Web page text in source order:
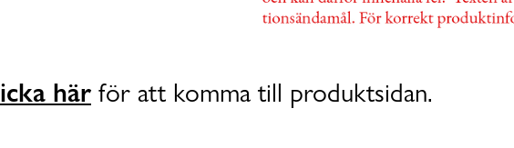
här för att komma till produktsidan.